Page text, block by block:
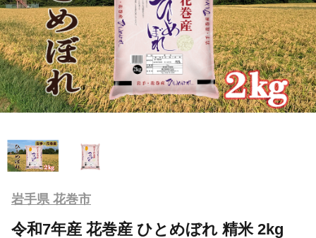
岩手県 花巻市
令和7年産 花巻産 ひとめぼれ 精米 2kg